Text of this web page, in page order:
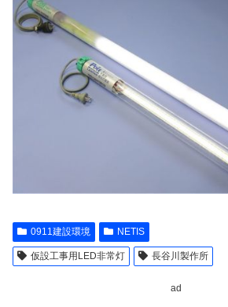
0911建設環境 NETIS
仮設工事用LED非常灯 長谷川製作所
ad